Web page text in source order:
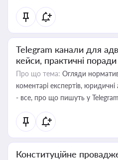
Telegram канали для
кейси, практичні поради
Про що тема: Огляди
коментарі експертів,
- все, про що пишуть у
Конституційне